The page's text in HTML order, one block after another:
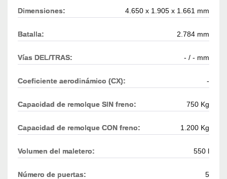
Dimensiones: 4.650 x 1.905 x 1.661 mm
Batalla: 2.784 mm
Vías DEL/TRAS: - / - mm
Coeficiente aerodinámico (CX): -
Capacidad de remolque SIN freno: 750 Kg
Capacidad de remolque CON freno: 1.200 Kg
Volumen del maletero: 550 l
Número de puertas: 5